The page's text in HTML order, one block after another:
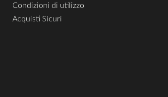
Condizioni di utilizzo
Acquisti Sicuri